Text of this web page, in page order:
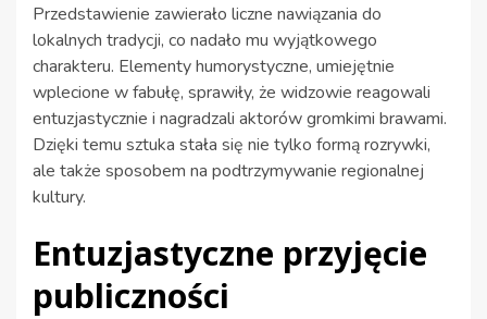
Przedstawienie zawierało liczne nawiązania do
lokalnych tradycji, co nadało mu wyjątkowego
charakteru. Elementy humorystyczne, umiejętnie
wplecione w fabułę, sprawiły, że widzowie reagowali
entuzjastycznie i nagradzali aktorów gromkimi brawami.
Dzięki temu sztuka stała się nie tylko formą rozrywki,
ale także sposobem na podtrzymywanie regionalnej
kultury.
Entuzjastyczne przyjęcie
publiczności